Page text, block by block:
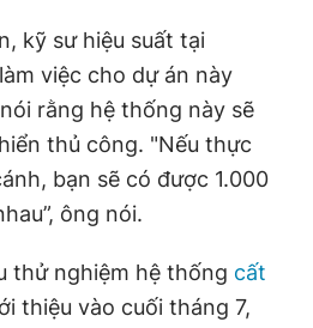
kỹ sư hiệu suất tại
việc cho dự án này
rằng hệ thống này sẽ
thủ công. "Nếu thực
bạn sẽ có được 1.000
ông nói.
thử nghiệm hệ thống cất
thiệu vào cuối tháng 7,